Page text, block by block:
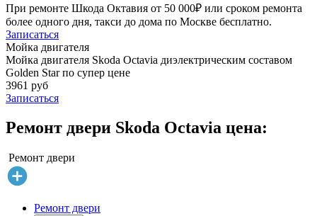
При ремонте Шкода Октавия от 50 000₽ или сроком ремонта
более одного дня, такси до дома по Москве бесплатно.
Записаться
Мойка двигателя
Мойка двигателя Skoda Octavia диэлектрическим составом
Golden Star по супер цене
3961 руб
Записаться
Ремонт двери Skoda Octavia цена:
Ремонт двери
Ремонт двери